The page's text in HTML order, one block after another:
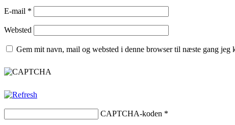
E-mail *
Websted
Gem mit navn, mail og websted i denne browser til næste gang jeg
CAPTCHA-koden *